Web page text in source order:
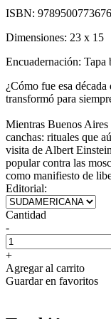
ISBN: 9789500773676
Dimensiones: 23 x 15
Encuadernación: Tapa
¿Cómo fue esa
transformó para
Mientras Buenos Aires
canchas: rituales que
visita de Albert
popular contra las
como manifiesto de
Editorial:
Cantidad
-
+
Agregar al carrito
Guardar en favoritos